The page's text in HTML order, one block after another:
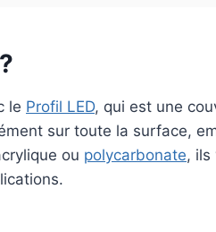
le Profil LED, qui est une
sur toute la surface,
ou polycarbonate, ils